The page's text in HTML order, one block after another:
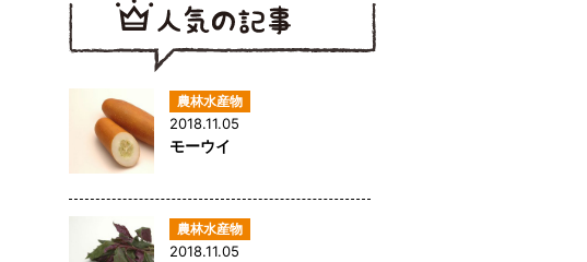
2018.11.05
モーウイ
2018.11.05